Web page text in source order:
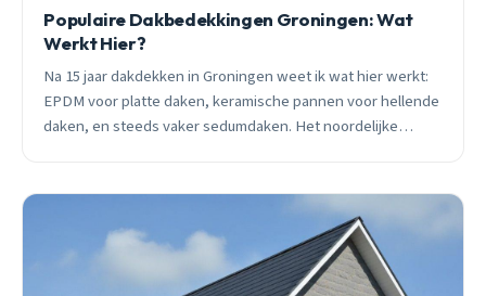
Populaire Dakbedekkingen Groningen: Wat
Werkt Hier?
Na 15 jaar dakdekken in Groningen weet ik wat hier werkt:
EPDM voor platte daken, keramische pannen voor hellende
daken, en steeds vaker sedumdaken. Het noordelijke